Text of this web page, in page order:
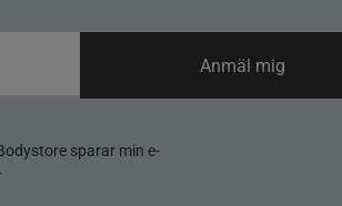
sparar min e-
.
Anmäl mig